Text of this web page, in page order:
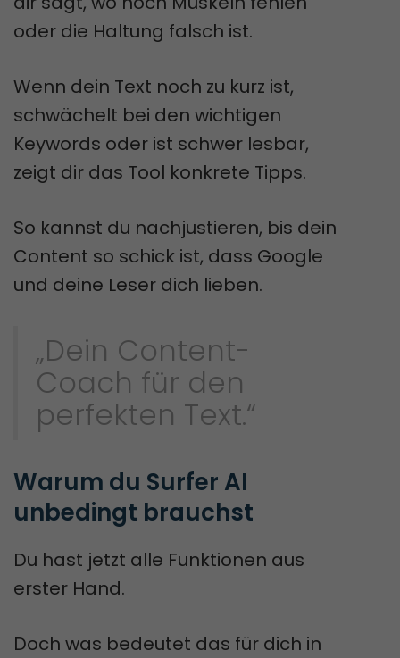
oder die Haltung falsch ist.
Wenn dein Text noch zu kurz ist,
schwächelt bei den wichtigen
Keywords oder ist schwer lesbar,
zeigt dir das Tool konkrete Tipps.
So kannst du nachjustieren, bis dein
Content so schick ist, dass Google
und deine Leser dich lieben.
„Dein Content-
Coach für den
perfekten Text.“
Warum du Surfer AI
unbedingt brauchst
Du hast jetzt alle Funktionen aus
erster Hand.
Doch was bedeutet das für dich in